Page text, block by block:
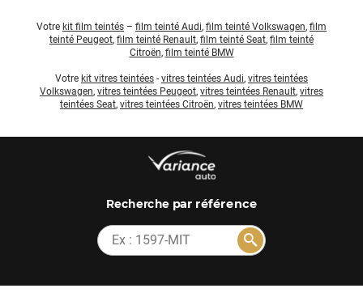
Votre kit film teintés – film teinté Audi, film teinté Volkswagen, film
teinté Peugeot, film teinté Renault, film teinté Seat, film teinté
Citroën, film teinté BMW
Votre kit vitres teintées - vitres teintées Audi, vitres teintées
Volkswagen, vitres teintées Peugeot, vitres teintées Renault, vitres
teintées Seat, vitres teintées Citroën, vitres teintées BMW
Recherchepar référence